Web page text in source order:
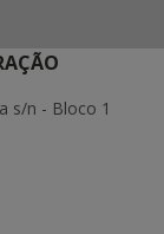
s/n - Bloco 1